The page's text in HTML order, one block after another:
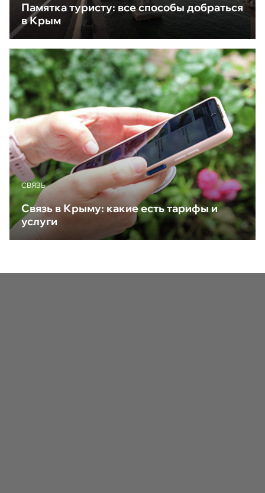
Памятка туристу: все способы добраться
в Крым
CВЯЗЬ
Связь в Крыму: какие есть тарифы и
услуги